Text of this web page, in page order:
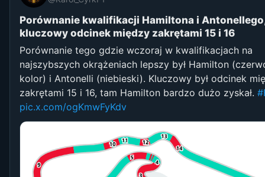
Porównanie kwalifikacji Hamiltona i
kluczowy odcinek między zakrętami 15 i 16
Porównanie tego gdzie wczoraj w kwalifikacjach na
najszybszych okrążeniach lepszy był Hamilton
kolor) i Antonelli (niebieski). Kluczowy był odcinek
zakrętami 15 i 16, tam Hamilton bardzo dużo zyskał.
pic.x.com/ogKmwFyKdv